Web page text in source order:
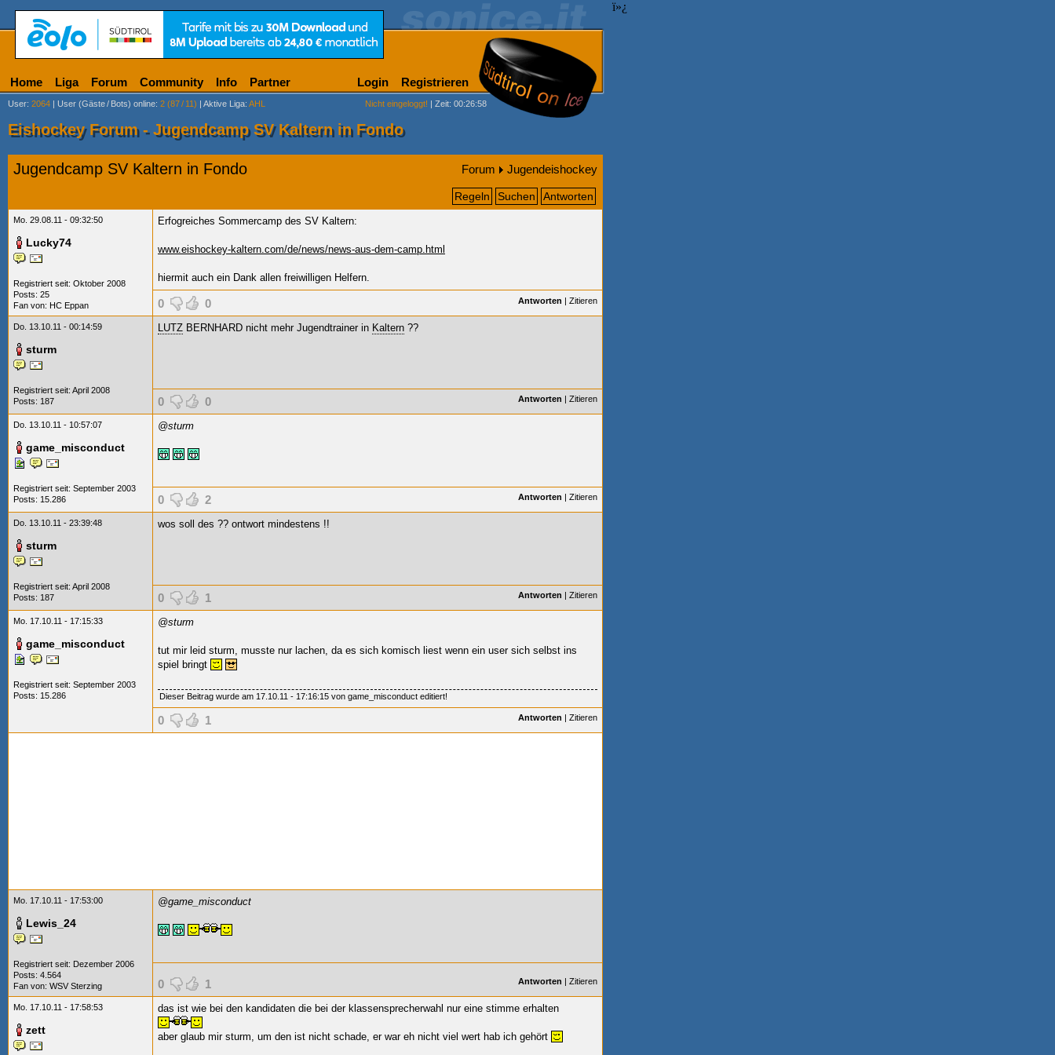
ï»¿
Home Liga Forum Community Info Partner Login Registrieren
User: 2064 | User (Gäste/ Bots) online: 2 (87/ 11) | Aktive Liga: AHL Nicht eingeloggt! | Zeit: 00:26:58
Eishockey Forum - Jugendcamp SV Kaltern in Fondo
Jugendcamp SV Kaltern in Fondo Forum Jugendeishockey
Regeln Suchen Antworten
Mo. 29.08.11 - 09:32:50
Lucky74
Registriert seit: Oktober 2008
Posts: 25
Fan von: HC Eppan
Erfogreiches Sommercamp des SV Kaltern:
www.eishockey-kaltern.com/de/news/news-aus-dem-camp.html
hiermit auch ein Dank allen freiwilligen Helfern.
0 0 Antworten | Zitieren
Do. 13.10.11 - 00:14:59
sturm
Registriert seit: April 2008
Posts: 187
LUTZ BERNHARD nicht mehr Jugendtrainer in Kaltern ??
0 0 Antworten | Zitieren
Do. 13.10.11 - 10:57:07
game_misconduct
Registriert seit: September 2003
Posts: 15.286
@sturm
0 2 Antworten | Zitieren
Do. 13.10.11 - 23:39:48
sturm
Registriert seit: April 2008
Posts: 187
wos soll des ?? ontwort mindestens !!
0 1 Antworten | Zitieren
Mo. 17.10.11 - 17:15:33
game_misconduct
Registriert seit: September 2003
Posts: 15.286
@sturm
tut mir leid sturm, musste nur lachen, da es sich komisch liest wenn ein user sich selbst ins
spiel bringt
Dieser Beitrag wurde am 17.10.11 - 17:16:15 von game_misconduct editiert!
0 1 Antworten | Zitieren
Mo. 17.10.11 - 17:53:00
Lewis_24
Registriert seit: Dezember 2006
Posts: 4.564
Fan von: WSV Sterzing
@game_misconduct
0 1 Antworten | Zitieren
Mo. 17.10.11 - 17:58:53
zett
das ist wie bei den kandidaten die bei der klassensprecherwahl nur eine stimme erhalten
aber glaub mir sturm, um den ist nicht schade, er war eh nicht viel wert hab ich gehört